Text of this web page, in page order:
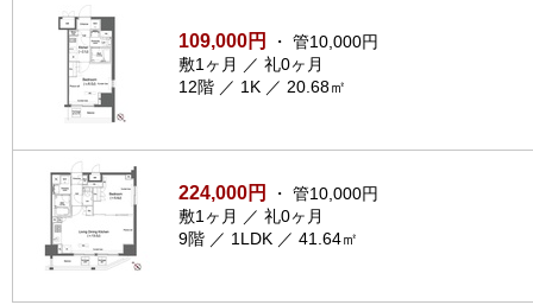
109,000円
・ 管10,000円
敷1ヶ月 ／ 礼0ヶ月
12階 ／ 1K ／ 20.68㎡
224,000円
・ 管10,000円
敷1ヶ月 ／ 礼0ヶ月
9階 ／ 1LDK ／ 41.64㎡